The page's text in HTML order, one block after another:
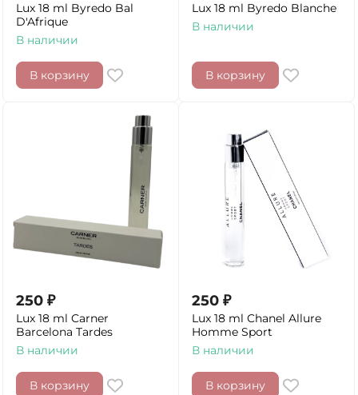
Lux 18 ml Byredo Bal
D'Afrique
В наличии
В корзину
Lux 18 ml Byredo Blanche
В наличии
В корзину
250 ₽
Lux 18 ml Carner
Barcelona Tardes
В наличии
В корзину
250 ₽
Lux 18 ml Chanel Allure
Homme Sport
В наличии
В корзину